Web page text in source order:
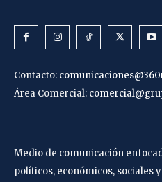
Contacto:
Área Comercial:
Medio de comunicación
políticos, económicos, sociales